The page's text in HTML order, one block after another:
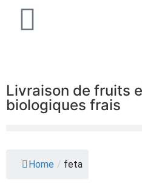
Livraison de fruits
biologiques frais
Home / feta